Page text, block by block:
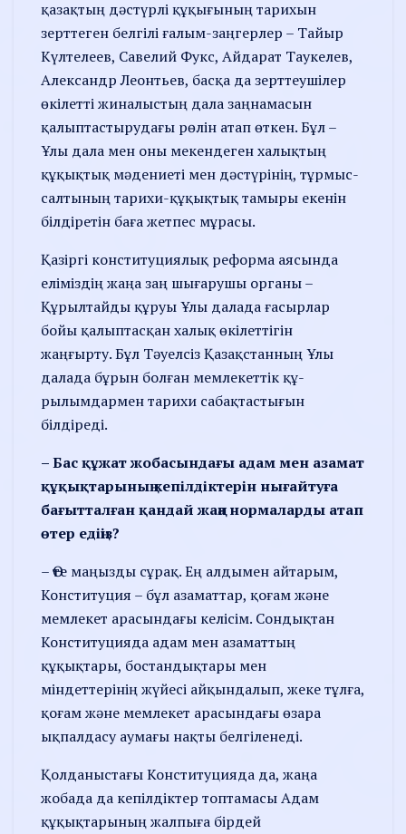
қазақтың дәстүр­лі құқығының тарихын
зерттеген белгілі ғалым-заңгерлер – Тайыр
Күлтелеев, Савелий Фукс, Айдарат Таукелев,
Александр Леонтьев, басқа да зерттеушілер
өкілетті жина­лыстың дала заңнамасын
қалыптастырудағы рөлін атап өткен. Бұл –
Ұлы дала мен оны мекендеген халық­тың
құқықтық мәдениеті мен дәс­түрінің, тұрмыс-
салтының тарихи-құқықтық тамыры екенін
білдіретін баға жетпес мұрасы.
Қазіргі конституциялық реформа аясында
еліміздің жаңа заң шығарушы органы –
Құрылтайды құруы Ұлы далада ғасырлар
бойы қалыптасқан халық өкі­леттігін
жаңғырту. Бұл Тәуел­сіз Қазақстанның Ұлы
далада бұрын болған мемлекеттік құ­
рылымдармен тарихи сабақ­тастығын
білдіреді.
– Бас құжат жобасындағы адам мен азамат
құқықтарының кепілдіктерін нығайтуға
бағытталған қандай жаңа нормаларды атап
өтер едіңіз?
– Өте маңызды сұрақ. Ең алдымен айтарым,
Конституция – бұл азаматтар, қоғам және
мемлекет арасындағы келісім. Сондықтан
Конституцияда адам мен азаматтың
құқықтары, бостан­дықтары мен
міндеттерінің жүйесі айқындалып, жеке тұлға,
қоғам және мемлекет арасындағы өзара
ықпалдасу аумағы нақты белгіленеді.
Қолданыстағы Конститу­цияда да, жаңа
жобада да ке­піл­діктер топтамасы Адам
құқық­тарының жалпыға бірдей